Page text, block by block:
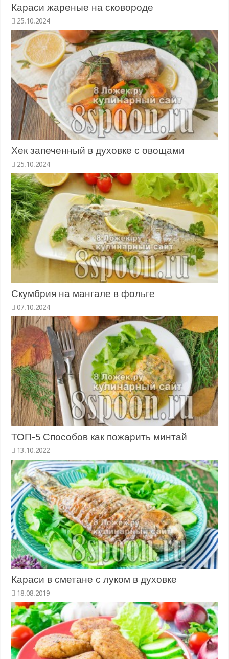
Караси жареные на сковороде
Хек запеченный в духовке с овощами
Скумбрия на мангале в фольге
ТОП-5 Способов как пожарить минтай
Караси в сметане с луком в духовке